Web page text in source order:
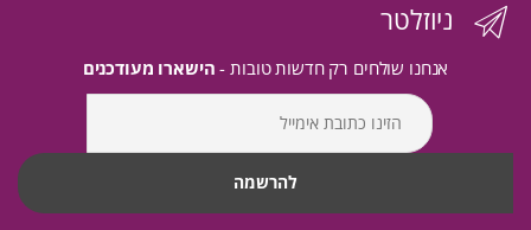
ניוזלטר
אנחנו שולחים רק חדשות טובות - הישארו מעודכנים